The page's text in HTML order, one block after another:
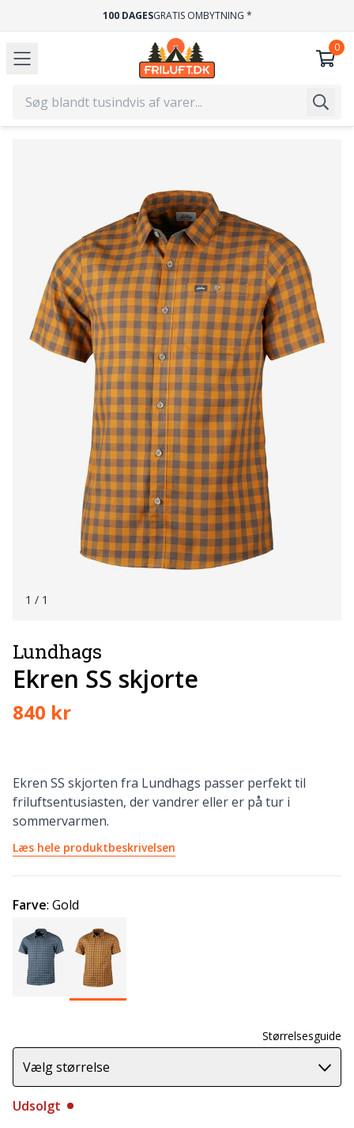
100 DAGESGRATIS OMBYTNING *
1 / 1
Lundhags
Ekren SS skjorte
840 kr
Ekren SS skjorten fra Lundhags passer perfekt til
friluftsentusiasten, der vandrer eller er på tur i
sommervarmen.
Læs hele produktbeskrivelsen
Farve: Gold
Størrelsesguide
Vælg størrelse
Udsolgt